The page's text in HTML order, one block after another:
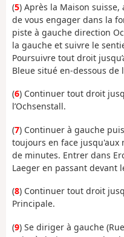
(5) Après la Maison
de vous engager dans la
piste à gauche direction
la gauche et suivre le
Poursuivre tout droit
Bleue situé en-dessous de
(6) Continuer tout droit
l’Ochsenstall.
(7) Continuer à gauche
toujours en face
de minutes. Entrer dans
Laeger en passant devant
(8) Continuer tout droit
Principale.
(9) Se diriger à gauche